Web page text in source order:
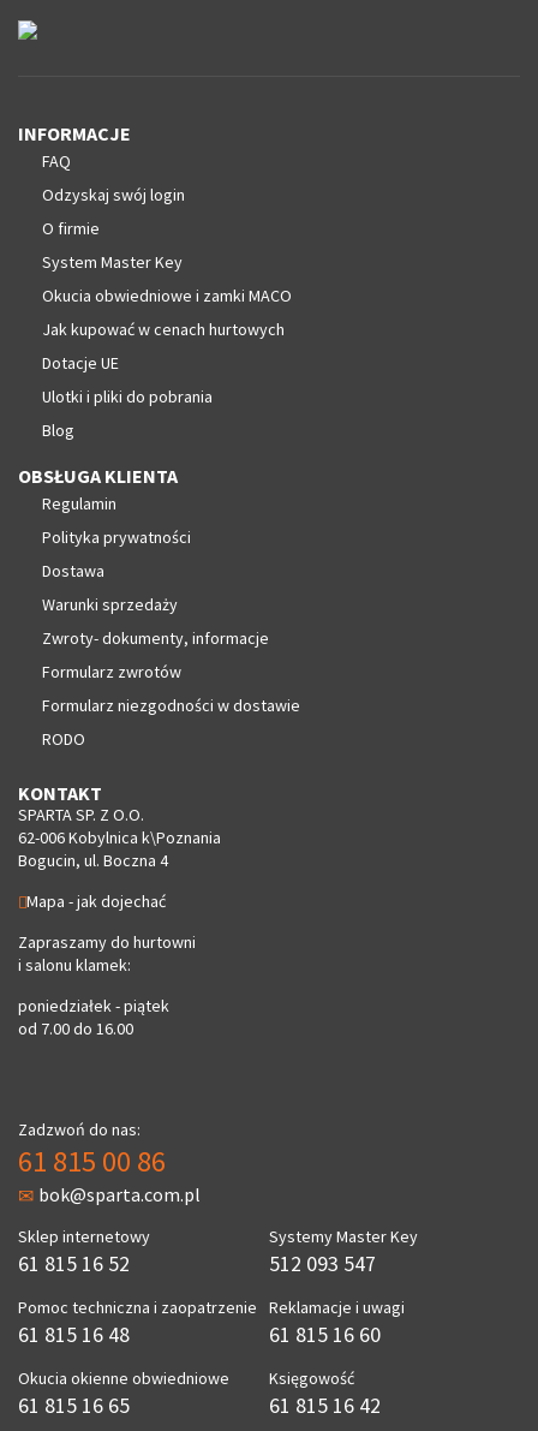
INFORMACJE
FAQ
Odzyskaj swój login
O firmie
System Master Key
Okucia obwiedniowe i zamki MACO
Jak kupować w cenach hurtowych
Dotacje UE
Ulotki i pliki do pobrania
Blog
OBSŁUGA KLIENTA
Regulamin
Polityka prywatności
Dostawa
Warunki sprzedaży
Zwroty- dokumenty, informacje
Formularz zwrotów
Formularz niezgodności w dostawie
RODO
KONTAKT
SPARTA SP. Z O.O.
62-006 Kobylnica k\Poznania
Bogucin, ul. Boczna 4
Mapa - jak dojechać
Zapraszamy do hurtowni
i salonu klamek:
poniedziałek - piątek
od 7.00 do 16.00
Zadzwoń do nas:
61 815 00 86
bok@sparta.com.pl
Sklep internetowy
61 815 16 52
Pomoc techniczna i zaopatrzenie
61 815 16 48
Okucia okienne obwiedniowe
61 815 16 65
Systemy Master Key
512 093 547
Reklamacje i uwagi
61 815 16 60
Księgowość
61 815 16 42